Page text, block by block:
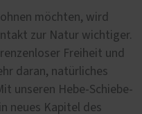
möchten, wird
zur Natur wichtiger.
Freiheit und
daran, natürliches
unseren Hebe-Schiebe-
neues Kapitel des